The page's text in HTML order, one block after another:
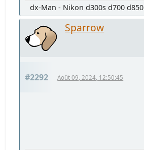
dx-Man - Nikon d300s d700 d850
Sparrow
#2292 Août 09, 2024, 12:50:45